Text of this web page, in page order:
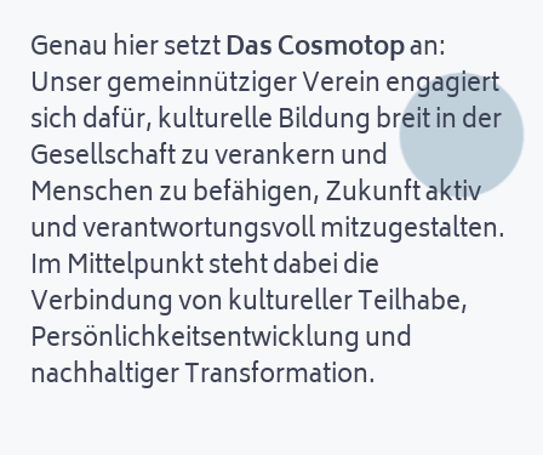
Genau hier setztDas Cosmotopan:
Unser gemeinnütziger Verein engagiert
sich dafür, kulturelle Bildung breit in der
Gesellschaft zu verankern und
Menschen zu befähigen, Zukunft aktiv
und verantwortungsvoll mitzugestalten.
Im Mittelpunkt steht dabei die
Verbindung von kultureller Teilhabe,
Persönlichkeitsentwicklung und
nachhaltiger Transformation.